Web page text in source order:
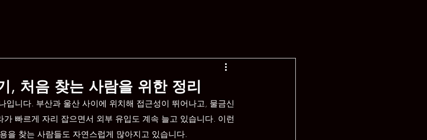
, 처음 찾는 사람을 위한 정리
니다. 부산과 울산 사이에 위치해 접근성이 뛰어나고, 물금신
빠르게 자리 잡으면서 외부 유입도 계속 늘고 있습니다. 이런
을 찾는 사람들도 자연스럽게 많아지고 있습니다.